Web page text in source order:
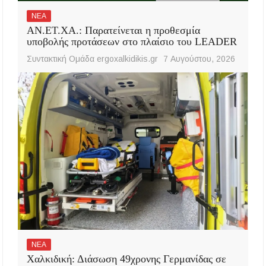
ΝΕΑ
ΑΝ.ΕΤ.ΧΑ.: Παρατείνεται η προθεσμία
υποβολής προτάσεων στο πλαίσιο του LEADER
Συντακτική Ομάδα ergoxalkidikis.gr 7 Αυγούστου, 2026
ΝΕΑ
Χαλκιδική: Διάσωση 49χρονης Γερμανίδας σε